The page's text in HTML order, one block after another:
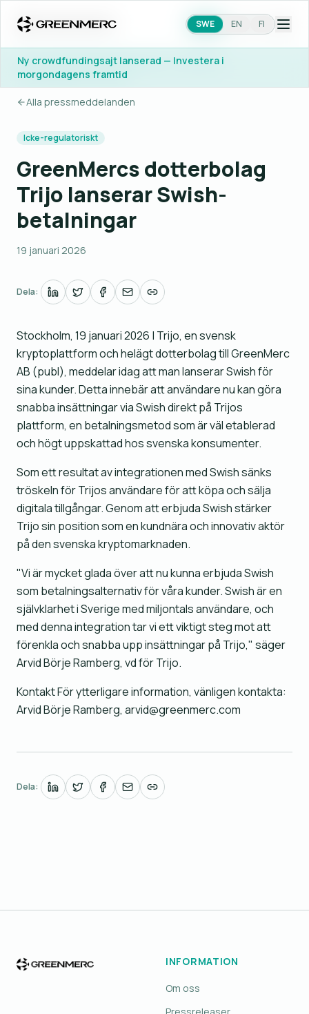
SWE EN FI
Ny crowdfundingsajt lanserad — Investera i
morgondagens framtid
Alla pressmeddelanden
Icke-regulatoriskt
GreenMercs dotterbolag
Trijo lanserar Swish-
betalningar
19 januari 2026
Dela:
Stockholm, 19 januari 2026 | Trijo, en svensk
kryptoplattform och helägt dotterbolag till GreenMerc
AB (publ), meddelar idag att man lanserar Swish för
sina kunder. Detta innebär att användare nu kan göra
snabba insättningar via Swish direkt på Trijos
plattform, en betalningsmetod som är väl etablerad
och högt uppskattad hos svenska konsumenter.
Som ett resultat av integrationen med Swish sänks
tröskeln för Trijos användare för att köpa och sälja
digitala tillgångar. Genom att erbjuda Swish stärker
Trijo sin position som en kundnära och innovativ aktör
på den svenska kryptomarknaden.
"Vi är mycket glada över att nu kunna erbjuda Swish
som betalningsalternativ för våra kunder. Swish är en
självklarhet i Sverige med miljontals användare, och
med denna integration tar vi ett viktigt steg mot att
förenkla och snabba upp insättningar på Trijo," säger
Arvid Börje Ramberg, vd för Trijo.
Kontakt För ytterligare information, vänligen kontakta:
Arvid Börje Ramberg, arvid@greenmerc.com
Dela:
INFORMATION
Om oss
SWE EN FI
Ny crowdfundingsajt lanserad — Investera i
morgondagens framtid